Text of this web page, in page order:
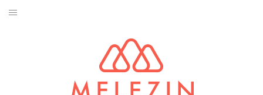
Aller
SPORTS D’HIVER